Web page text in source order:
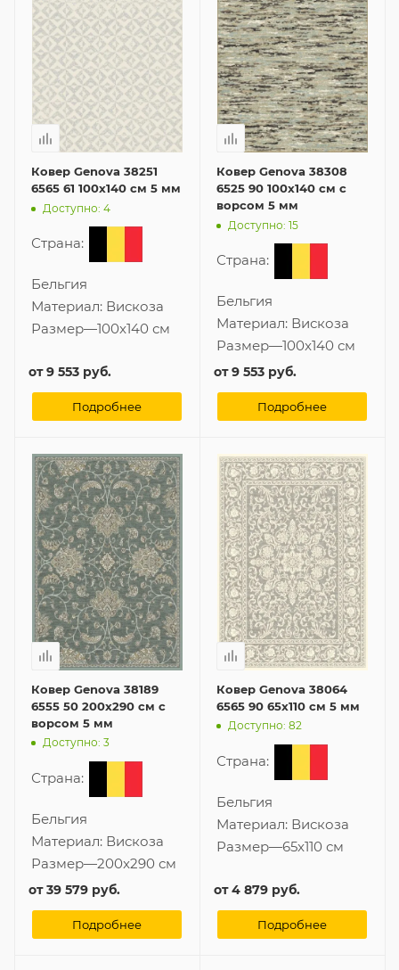
Ковер Genova 38251
6565 61 100x140 см 5 мм
Доступно: 4
Страна:
Бельгия
Материал: Вискоза
Размер—100x140 см
от9 553 руб.
Подробнее
Ковер Genova 38308
6525 90 100x140 см с
ворсом 5 мм
Доступно: 15
Страна:
Бельгия
Материал: Вискоза
Размер—100x140 см
от9 553 руб.
Подробнее
Ковер Genova 38189
6555 50 200x290 см с
ворсом 5 мм
Доступно: 3
Страна:
Бельгия
Материал: Вискоза
Размер—200x290 см
от39 579 руб.
Подробнее
Ковер Genova 38064
6565 90 65x110 см 5 мм
Доступно: 82
Страна:
Бельгия
Материал: Вискоза
Размер—65x110 см
от4 879 руб.
Подробнее